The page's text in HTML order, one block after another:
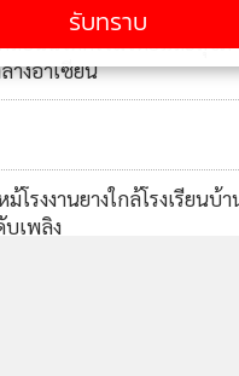
Bio+HealthTech-
ลื่อนนวัตกรรมวิทย์และสุข
างอาเซียน
โรงงานยางใกล้โรงเรียนบ้
บเพลิง
รับทราบ